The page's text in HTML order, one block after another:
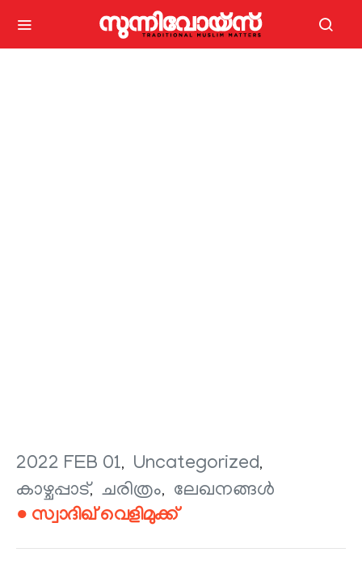
2022 FEB 01
Uncategorized
കാഴ്ചപ്പാട് ചരിത്രം ലേഖനങ്ങള്‍
● സ്വാദിഖ് വെളിമുക്ക്